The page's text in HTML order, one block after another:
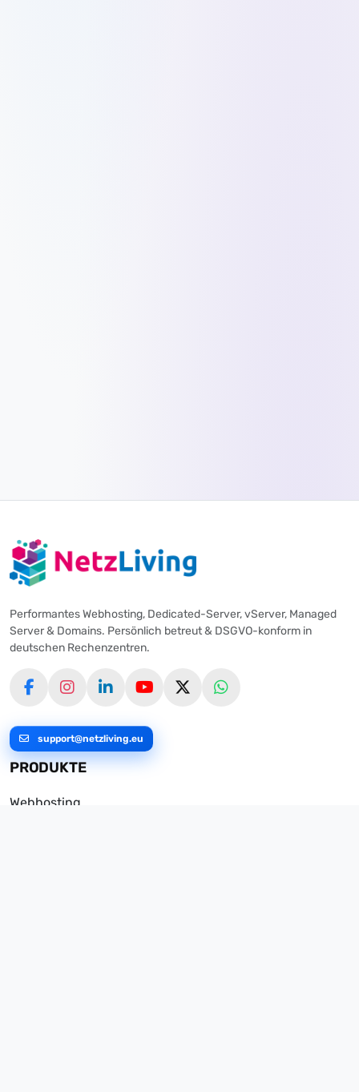
Performantes Webhosting, Dedicated-Server, vServer, Managed
Server & Domains. Persönlich betreut & DSGVO-konform in
deutschen Rechenzentren.
support@netzliving.eu
PRODUKTE
Webhosting